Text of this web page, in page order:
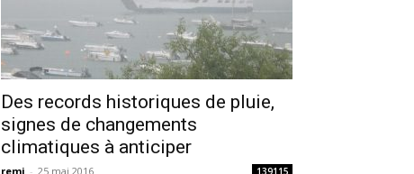
Des records historiques de pluie,
signes de changements
climatiques à anticiper
remi - 25 mai 2016 139115